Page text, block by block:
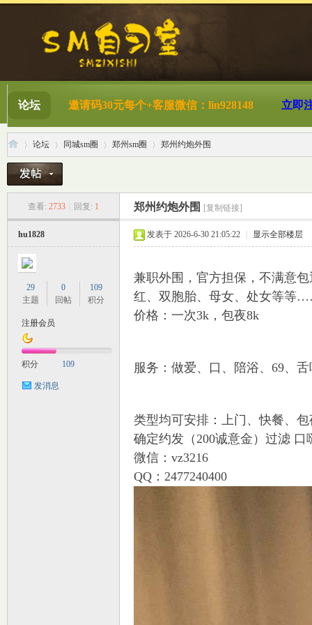
论坛 邀请码30元每个+客服微信：lin928148 立即
论坛
›
同城sm圈 郑州sm圈
›
郑州约炮外围
查看: 2733 回复: 1 郑州约炮外围 [复制链接]
hu1828
29
主题
0
回帖
109
积分
注册会员
积分 109
发消息
发表于 2026-6-30 21:05:22 显示全部楼层
兼职外围，官方担保，不满意
红、双胞胎、母女、处女等等
价格：一次3k，包夜8k
服务：做爱、口、陪浴、69、
类型均可安排：上门、快餐、
确定约发（200诚意金）过滤
微信：vz3216
QQ：2477240400